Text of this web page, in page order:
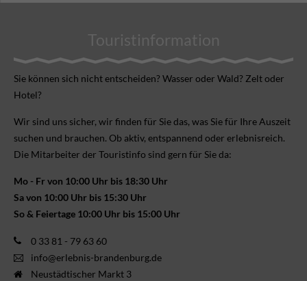
Touristinformation
Sie können sich nicht ent­scheiden? Wasser oder Wald? Zelt oder
Hotel?
Wir sind uns sicher, wir finden für Sie das, was Sie für Ihre Aus­zeit
suchen und brauchen. Ob aktiv, ent­spannend oder erlebnis­reich.
Die Mitarbeiter der Touristinfo sind gern für Sie da:
Mo - Fr von 10:00 Uhr bis 18:30 Uhr
Sa von 10:00 Uhr bis 15:30 Uhr
So & Feiertage 10:00 Uhr bis 15:00 Uhr
0 33 81 - 79 63 60
info@erlebnis-brandenburg.de
Neustädtischer Markt 3